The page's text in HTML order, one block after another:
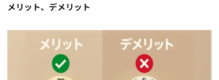
メリット、デメリット